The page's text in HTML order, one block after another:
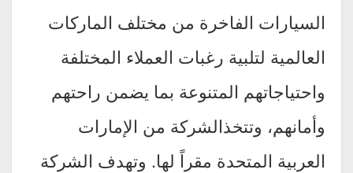
السيارات الفاخرة من مختلف الماركات
العالمية لتلبية رغبات العملاء المختلفة
واحتياجاتهم المتنوعة بما يضمن راحتهم
وأمانهم، وتتخذالشركة من الإمارات
العربية المتحدة مقراً لها. وتهدف الشركة